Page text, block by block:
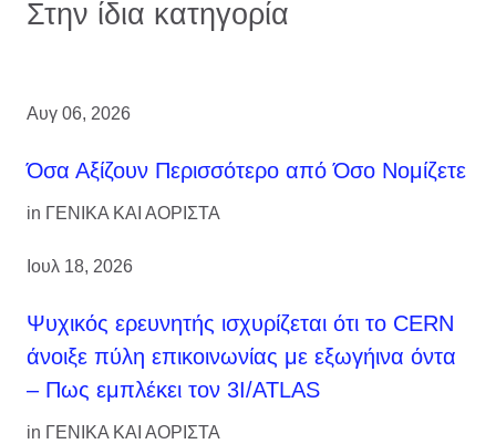
Στην ίδια κατηγορία
Αυγ 06, 2026
Όσα Αξίζουν Περισσότερο από Όσο Νομίζετε
in ΓΕΝΙΚΑ ΚΑΙ ΑΟΡΙΣΤΑ
Ιουλ 18, 2026
Ψυχικός ερευνητής ισχυρίζεται ότι το CERN
άνοιξε πύλη επικοινωνίας με εξωγήινα όντα
– Πως εμπλέκει τον 3I/ATLAS
in ΓΕΝΙΚΑ ΚΑΙ ΑΟΡΙΣΤΑ